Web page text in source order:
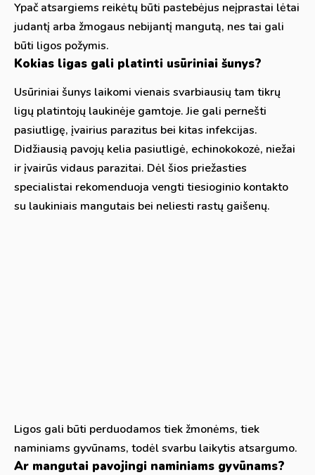
Ypač atsargiems reikėtų būti pastebėjus neįprastai lėtai
judantį arba žmogaus nebijantį mangutą, nes tai gali
būti ligos požymis.
Kokias ligas gali platinti usūriniai šunys?
Usūriniai šunys laikomi vienais svarbiausių tam tikrų
ligų platintojų laukinėje gamtoje. Jie gali pernešti
pasiutligę, įvairius parazitus bei kitas infekcijas.
Didžiausią pavojų kelia pasiutligė, echinokokozė, niežai
ir įvairūs vidaus parazitai. Dėl šios priežasties
specialistai rekomenduoja vengti tiesioginio kontakto
su laukiniais mangutais bei neliesti rastų gaišenų.
Ligos gali būti perduodamos tiek žmonėms, tiek
naminiams gyvūnams, todėl svarbu laikytis atsargumo.
Ar mangutai pavojingi naminiams gyvūnams?